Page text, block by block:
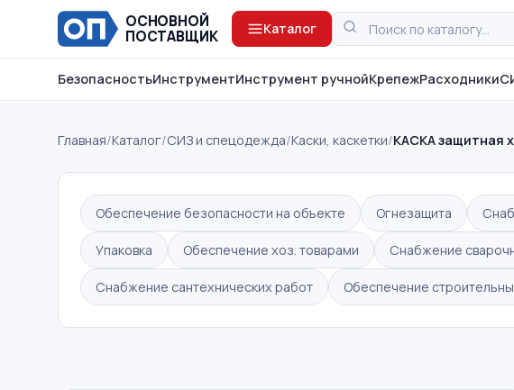
ОСНОВНОЙ
ПОСТАВЩИК
Каталог
БезопасностьИнструментИнструмент ручнойКрепежРасходники
Главная/Каталог/СИЗ и спецодежда/Каски, каскетки/КАСКА защитная
Обеспечение безопасности на объекте Огнезащита
Упаковка Обеспечение хоз. товарами Снабжение
Снабжение сантехнических работ Обеспечение